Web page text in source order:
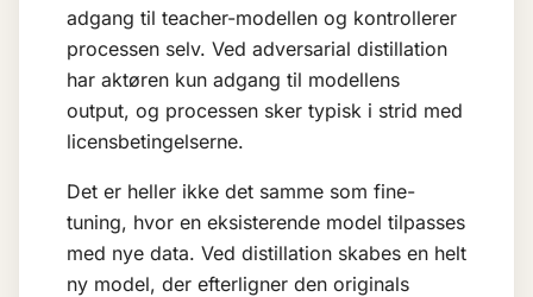
adgang til teacher-modellen og kontrollerer
processen selv. Ved adversarial distillation
har aktøren kun adgang til modellens
output, og processen sker typisk i strid med
licensbetingelserne.
Det er heller ikke det samme som fine-
tuning, hvor en eksisterende model tilpasses
med nye data. Ved distillation skabes en helt
ny model, der efterligner den originals